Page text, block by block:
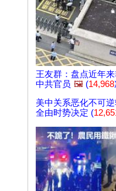
王友群：盘点近年
中共官员 🖼️ (14,968
美中关系恶化不可
全由时势决定 (